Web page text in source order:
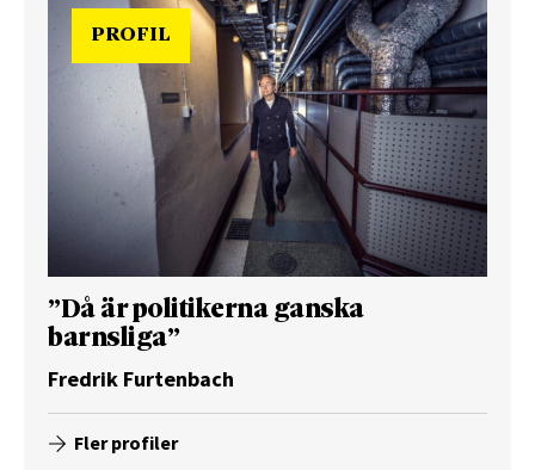
PROFIL
”Då är politikerna ganska
barnsliga”
Fredrik Furtenbach
Fler profiler